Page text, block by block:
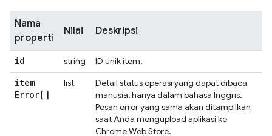
Nama
properti
Nilai Deskripsi
id string ID unik item.
item
Error[]
list
Detail status operasi yang dapat dibaca
manusia, hanya dalam bahasa Inggris.
Pesan error yang sama akan ditampilkan
saat Anda mengupload aplikasi ke
Chrome Web Store.